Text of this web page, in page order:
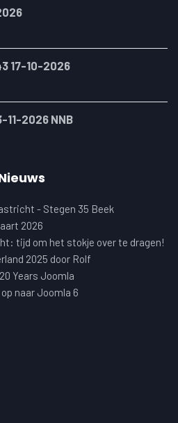
17-10-2026
2026 NNB
- Stegen 35 Beek
2026
tijd om het stokje over te dragen!
2025 door Rolf
Years Joomla
naar Joomla 6